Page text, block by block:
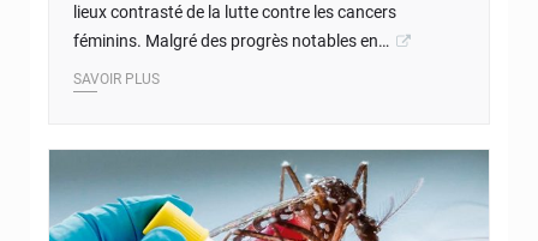
lieux contrasté de la lutte contre les cancers
féminins. Malgré des progrès notables en…
SAVOIR PLUS